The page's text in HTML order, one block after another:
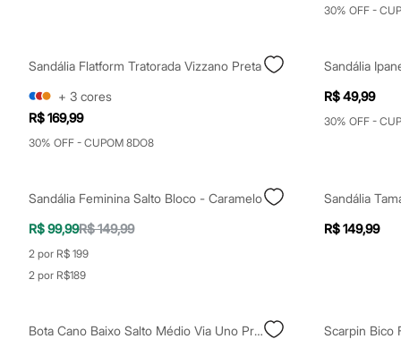
Moda íntima
Cintas e Modeladores
Meias
Pijamas
Sutiãs e Tops
Maiôs
Personagens
Plus size
Blusas e Camisetas
Calças
Moda esportiva
30% OFF -
Sandália Flatform Tratorada Vizzano Preta
+ 3 cores
R$ 169,99
30% OFF - CUPOM 8DO8
Sandália
R$ 49,99
30% OFF -
Sandália Feminina Salto Bloco - Caramelo
R$ 99,99R$ 149,99
2 por R$ 199
2 por R$189
R$ 149,99
Bota Cano Baixo Salto Médio Via Uno Preto